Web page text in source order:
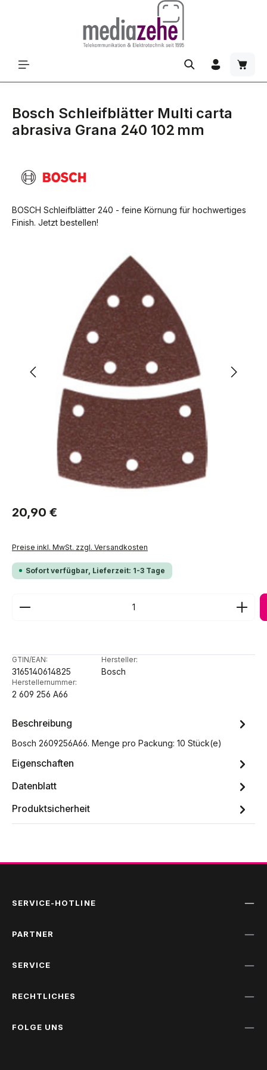
Bosch Schleifblätter Multi carta
abrasiva Grana 240 102 mm
BOSCH Schleifblätter 240 - feine Körnung für hochwertiges
Finish. Jetzt bestellen!
Regulärer Preis:
20,90 €
Preise inkl. MwSt. zzgl. Versandkosten
Sofort verfügbar, Lieferzeit: 1-3 Tage
Produkt Anzahl: Gib den gewünschten Wert ein
GTIN/EAN:
3165140614825
Hersteller:
Bosch
Herstellernummer:
2 609 256 A66
Beschreibung
Bosch 2609256A66. Menge pro Packung: 10 Stück(e)
Eigenschaften
Datenblatt
Produktsicherheit
SERVICE-HOTLINE
PARTNER
SERVICE
RECHTLICHES
FOLGE UNS